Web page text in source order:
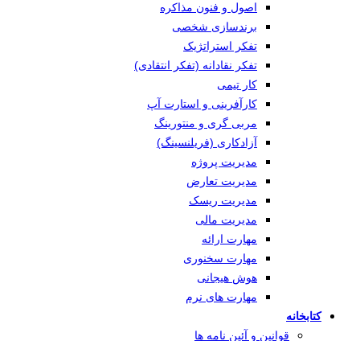
اصول و فنون مذاکره
برندسازی شخصی
تفکر استراتژیک
تفکر نقادانه (تفکر انتقادی)
کار تیمی
کارآفرینی و استارت آپ
مربی گری و منتورینگ
آزادکاری (فریلنسینگ)
مدیریت پروژه
مدیریت تعارض
مدیریت ریسک
مدیریت مالی
مهارت ارائه
مهارت سخنوری
هوش هیجانی
مهارت های نرم
کتابخانه
قوانین و آئین نامه ها